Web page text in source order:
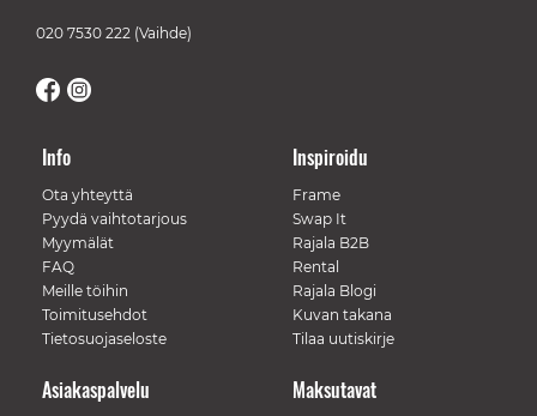
020 7530 222 (Vaihde)
Info
Ota yhteyttä
Pyydä vaihtotarjous
Myymälät
FAQ
Meille töihin
Toimitusehdot
Tietosuojaseloste
Inspiroidu
Frame
Swap It
Rajala B2B
Rental
Rajala Blogi
Kuvan takana
Tilaa uutiskirje
Maksutavat
Asiakaspalvelu